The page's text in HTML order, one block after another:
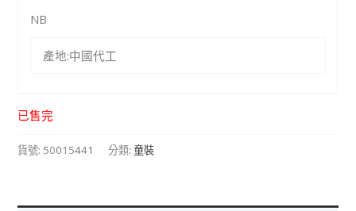
NB
產地:中國代工
已售完
貨號: 50015441 分類:童裝